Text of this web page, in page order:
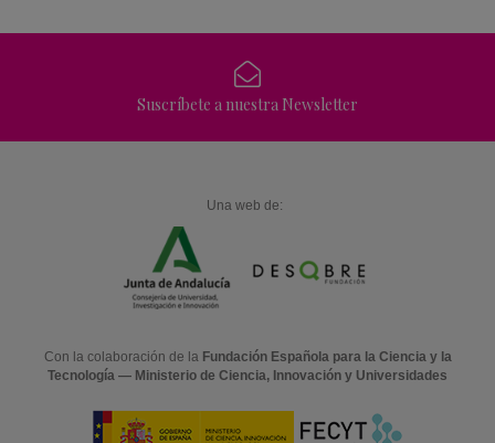
Suscríbete a nuestra Newsletter
Una web de:
Con la colaboración de la Fundación Española para la Ciencia y la
Tecnología — Ministerio de Ciencia, Innovación y Universidades